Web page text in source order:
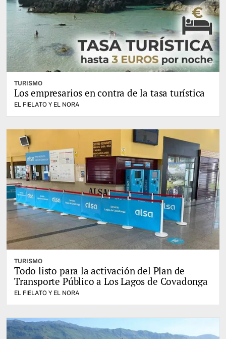
TURISMO
Los empresarios en contra de la tasa turística
EL FIELATO Y EL NORA
TURISMO
Todo listo para la activación del Plan de
Transporte Público a Los Lagos de Covadonga
EL FIELATO Y EL NORA